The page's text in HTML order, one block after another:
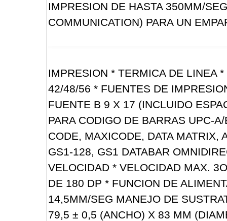
IMPRESION DE HASTA 350MM/
COMMUNICATION) PARA UN
IMPRESION * TERMICA DE LINEA
42/48/56 * FUENTES DE
FUENTE B 9 X 17 (INCLUIDO
PARA CODIGO DE BARRAS UPC-
CODE, MAXICODE, DATA MATRIX,
GS1-128, GS1 DATABAR
VELOCIDAD * VELOCIDAD MAX.
DE 180 DP * FUNCION DE
14,5MM/SEG MANEJO DE
79,5 ± 0,5 (ANCHO) X 83 MM